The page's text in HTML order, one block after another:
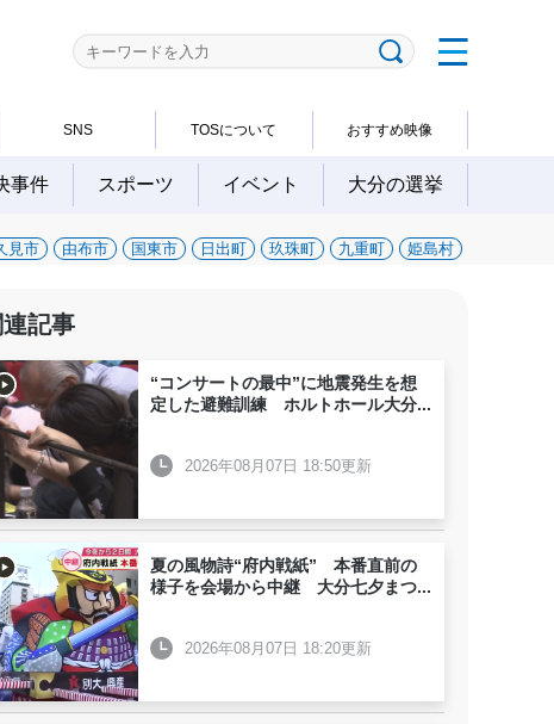
SNS TOSについて おすすめ映像
事件 スポーツ イベント 大分の選挙
見市 由布市 国東市 日出町 玖珠町 九重町 姫島村
連記事
“コンサートの最中”に地震発生を想
定した避難訓練 ホルトホール大分...
2026年08月07日 18:50更新
夏の風物詩“府内戦紙” 本番直前の
様子を会場から中継 大分七夕まつ...
2026年08月07日 18:20更新